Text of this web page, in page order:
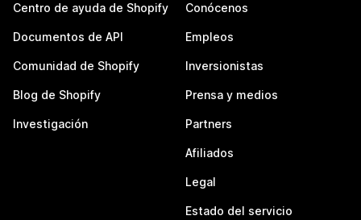
Centro de ayuda de Shopify
Documentos de API
Comunidad de Shopify
Blog de Shopify
Investigación
Conócenos
Empleos
Inversionistas
Prensa y medios
Partners
Afiliados
Legal
Estado del servicio